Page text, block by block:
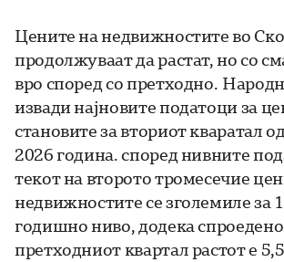
Цените на недвижностите во
продолжуваат да растат, но со
вро според со претходно.
извади најновите податоци за
становите за вториот кваратал
2026 година. според нивните
текот на второто тромесечие
недвижностите се зголемиле за
годишно ниво, додека спроедено
претходниот квартал растот е